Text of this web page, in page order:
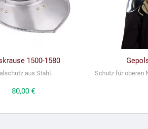
1500-1580
aus Stahl.
Preis
80,00 €
Schutz für oberen